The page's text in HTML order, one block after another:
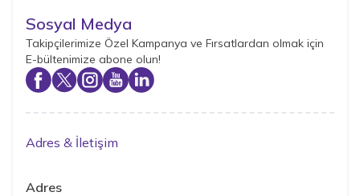
Sosyal Medya
Takipçilerimize Özel Kampanya ve Fırsatlardan olmak için
E-bültenimize abone olun!
Adres & İletişim
Adres